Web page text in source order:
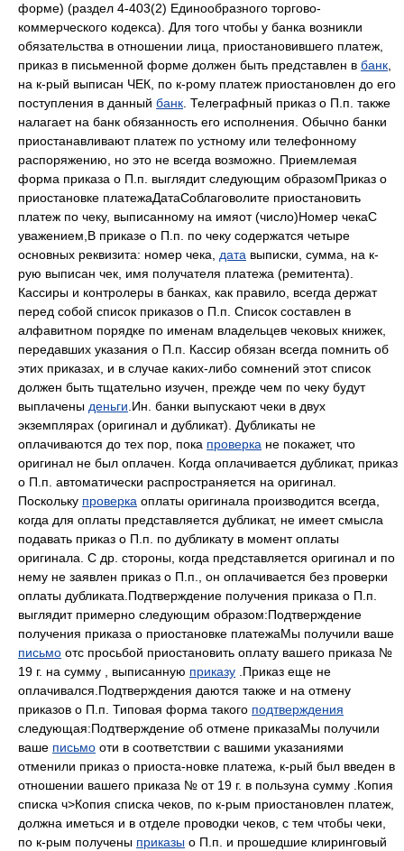
форме) (раздел 4-403(2) Единообразного торгово-
коммерческого кодекса). Для того чтобы у банка возникли
обязательства в отношении лица, приостановившего платеж,
приказ в письменной форме должен быть представлен в банк
на к-рый выписан ЧЕК, по к-рому платеж приостановлен до его
поступления в данный банк . Телеграфный приказ о П.п. также
налагает на банк обязанность его исполнения. Обычно банки
приостанавливают платеж по устному или телефонному
распоряжению, но это не всегда возможно. Приемлемая
форма приказа о П.п. выглядит следующим образомПриказ о
приостановке платежаДатаСоблаговолите приостановить
платеж по чеку, выписанному на имяот (число)Номер чекаС
уважением,В приказе о П.п. по чеку содержатся четыре
основных реквизита: номер чека, дата выписки, сумма, на к-
рую выписан чек, имя получателя платежа (ремитента).
Кассиры и контролеры в банках, как правило, всегда держат
перед собой список приказов о П.п. Список составлен в
алфавитном порядке по именам владельцев чековых книжек,
передавших указания о П.п. Кассир обязан всегда помнить об
этих приказах, и в случае каких-либо сомнений этот список
должен быть тщательно изучен, прежде чем по чеку будут
выплачены деньги .Ин. банки выпускают чеки в двух
экземплярах (оригинал и дубликат). Дубликаты не
оплачиваются до тех пор, пока проверка не покажет, что
оригинал не был оплачен. Когда оплачивается дубликат, приказ
о П.п. автоматически распространяется на оригинал.
Поскольку проверка оплаты оригинала производится всегда,
когда для оплаты представляется дубликат, не имеет смысла
подавать приказ о П.п. по дубликату в момент оплаты
оригинала. С др. стороны, когда представляется оригинал и по
нему не заявлен приказ о П.п., он оплачивается без проверки
оплаты дубликата.Подтверждение получения приказа о П.п.
выглядит примерно следующим образом:Подтверждение
получения приказа о приостановке платежаМы получили ваше
письмо отс просьбой приостановить оплату вашего приказа №
19 г. на сумму , выписанную приказу .Приказ еще не
оплачивался.Подтверждения даются также и на отмену
приказов о П.п. Типовая форма такого подтверждения
следующая:Подтверждение об отмене приказаМы получили
ваше письмо оти в соответствии с вашими указаниями
отменили приказ о приоста-новке платежа, к-рый был введен в
отношении вашего приказа № от 19 г. в пользуна сумму .Копия
списка ч>Копия списка чеков, по к-рым приостановлен платеж,
должна иметься и в отделе проводки чеков, с тем чтобы чеки,
по к-рым получены приказы о П.п. и прошедшие клиринговый